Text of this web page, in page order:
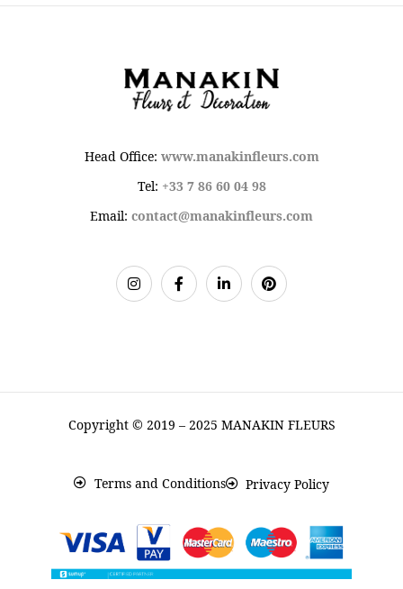
Head Office: www.manakinfleurs.com
Tel: +33 7 86 60 04 98
Email: contact@manakinfleurs.com
Copyright © 2019 – 2025 MANAKIN FLEURS
Terms and Conditions Privacy Policy